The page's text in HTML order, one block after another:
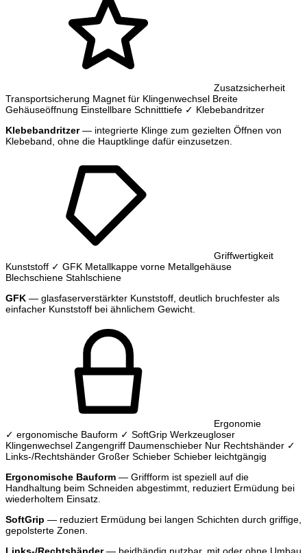
Zusatzsicherheit
Transportsicherung Magnet für Klingenwechsel Breite
Gehäuseöffnung Einstellbare Schnitttiefe ✓ Klebebandritzer
Klebebandritzer— integrierte Klinge zum gezielten Öffnen von
Klebeband, ohne die Hauptklinge dafür einzusetzen.
Griffwertigkeit
Kunststoff ✓ GFK Metallkappe vorne Metallgehäuse
Blechschiene Stahlschiene
GFK — glasfaserverstärkter Kunststoff, deutlich bruchfester als
einfacher Kunststoff bei ähnlichem Gewicht.
Ergonomie
✓ ergonomische Bauform ✓ SoftGrip Werkzeugloser
Klingenwechsel Zangengriff Daumenschieber Nur Rechtshänder ✓
Links-/Rechtshänder Großer Schieber Schieber leichtgängig
Ergonomische Bauform — Griffform ist speziell auf die
Handhaltung beim Schneiden abgestimmt, reduziert Ermüdung bei
wiederholtem Einsatz.
SoftGrip — reduziert Ermüdung bei langen Schichten durch griffige,
gepolsterte Zonen.
Links-/Rechtshänder— beidhändig nutzbar, mit oder ohne Umbau